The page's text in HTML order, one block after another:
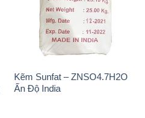
Kẽm Sunfat – ZNSO4.7H2O
Ấn Độ India